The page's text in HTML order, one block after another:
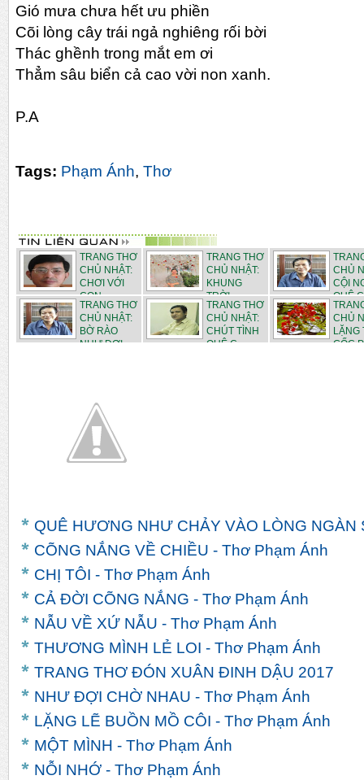
Gió mưa chưa hết ưu phiền
Cõi lòng cây trái ngả nghiêng rối bời
Thác ghềnh trong mắt em ơi
Thẳm sâu biển cả cao vời non xanh.
P.A
Tags: Phạm Ánh, Thơ
TRANG THƠ
CHỦ NHẬT:
CHƠI VỚI
CON - ...
TRANG THƠ
CHỦ NHẬT:
KHUNG
TRỜI
THÁN...
CHỦ
CỘI
QUÊ
TRANG THƠ
CHỦ NHẬT:
BỜ RÀO
NHƯ ĐỢI ...
TRANG THƠ
CHỦ NHẬT:
CHÚT TÌNH
QUÊ C...
CHỦ
LẶNG
GỐC
QUÊ HƯƠNG NHƯ CHẢY VÀO LÒNG NGÀN
CÕNG NẮNG VỀ CHIỀU - Thơ Phạm Ánh
CHỊ TÔI - Thơ Phạm Ánh
CẢ ĐỜI CÕNG NẮNG - Thơ Phạm Ánh
NẪU VỀ XỨ NẪU - Thơ Phạm Ánh
THƯƠNG MÌNH LẺ LOI - Thơ Phạm Ánh
TRANG THƠ ĐÓN XUÂN ĐINH DẬU 2017
NHƯ ĐỢI CHỜ NHAU - Thơ Phạm Ánh
LẶNG LẼ BUỒN MỒ CÔI - Thơ Phạm Ánh
MỘT MÌNH - Thơ Phạm Ánh
NỖI NHỚ - Thơ Phạm Ánh